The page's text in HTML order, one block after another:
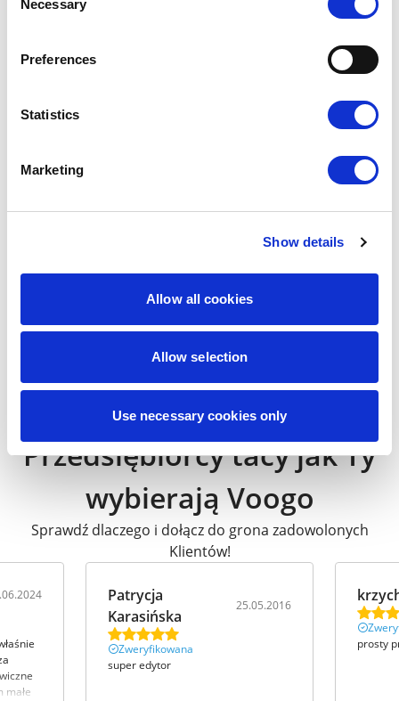
Selection
Necessary
Preferences
Statistics
Marketing
Show details
Allow all cookies
Allow selection
Use necessary cookies only
9,00zł
7,65zł
cena z 30 dni:
Przedsiębiorcy tacy jak Ty
wybierają Voogo
Sprawdź dlaczego i dołącz do grona zadowolonych
Klientów!
małe
Patrycja
Karasińska
25.05.2016
Zweryfikowana
super edytor
prosty